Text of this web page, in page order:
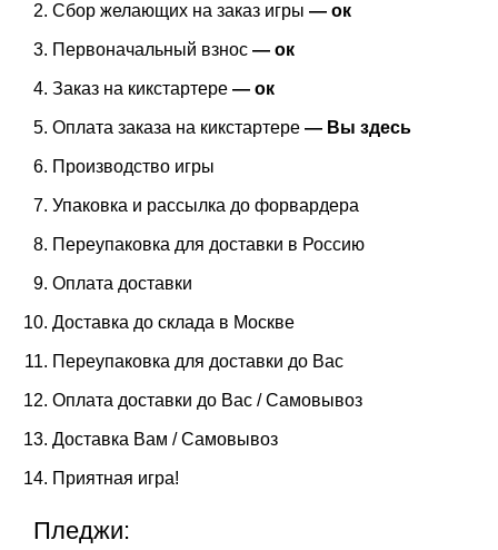
Сбор желающих на заказ игры — ок
Первоначальный взнос — ок
Заказ на кикстартере — ок
Оплата заказа на кикстартере — Вы здесь
Производство игры
Упаковка и рассылка до форвардера
Переупаковка для доставки в Россию
Оплата доставки
Доставка до склада в Москве
Переупаковка для доставки до Вас
Оплата доставки до Вас / Самовывоз
Доставка Вам / Самовывоз
Приятная игра!
Пледжи: